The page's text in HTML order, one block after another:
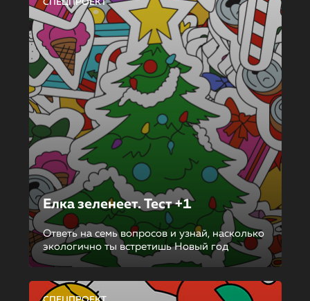
СПЕЦПРОЕКТ
Елка зеленеет. Тест +1
Ответь на семь вопросов и узнай, насколько
экологично ты встретишь Новый год